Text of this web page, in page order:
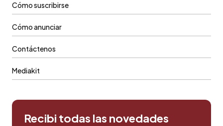
Cómo suscribirse
Cómo anunciar
Contáctenos
Mediakit
Recibi todas las novedades